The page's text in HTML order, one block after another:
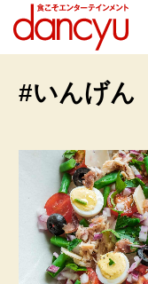
#いんげん